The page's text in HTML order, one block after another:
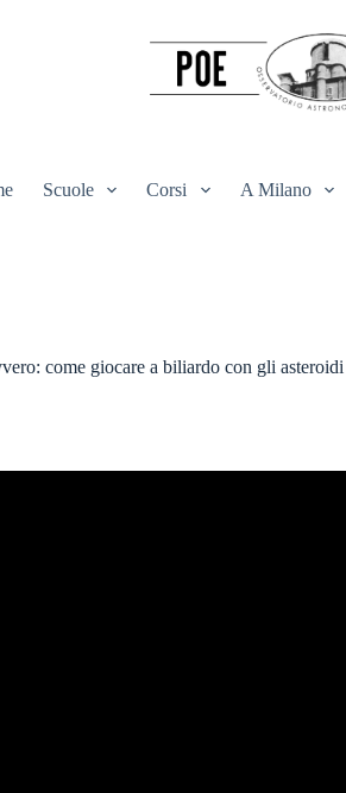
Scuole Corsi A Milano
come giocare a biliardo con gli asteroidi